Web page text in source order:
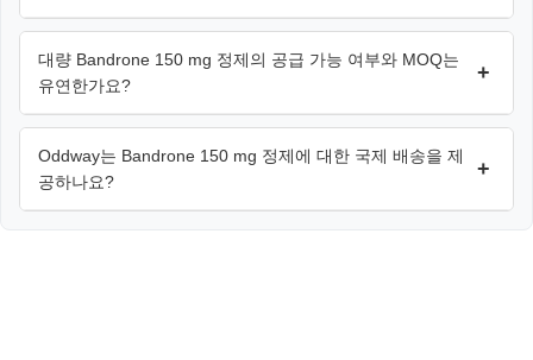
대량 Bandrone 150 mg 정제의 공급 가능 여부와 MOQ는
유연한가요?
+
Oddway는 Bandrone 150 mg 정제에 대한 국제 배송을 제
공하나요?
+